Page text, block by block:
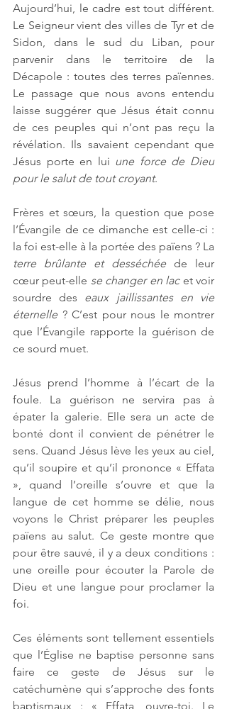
Aujourd’hui, le cadre est tout différent.
Le Seigneur vient des villes de Tyr et de
Sidon, dans le sud du Liban, pour
parvenir dans le territoire de la
Décapole : toutes des terres païennes.
Le passage que nous avons entendu
laisse suggérer que Jésus était connu
de ces peuples qui n’ont pas reçu la
révélation. Ils savaient cependant que
Jésus porte en lui une force de Dieu
pour le salut de tout croyant.
Frères et sœurs, la question que pose
l’Évangile de ce dimanche est celle-ci :
terre brûlante et desséchée de leur
cœur peut-elle se changer en lac et voir
sourdre des eaux jaillissantes en vie
éternelle ? C’est pour nous le montrer
que l’Évangile rapporte la guérison de
ce sourd muet.
Jésus prend l’homme à l’écart de la
foule. La guérison ne servira pas à
épater la galerie. Elle sera un acte de
bonté dont il convient de pénétrer le
sens. Quand Jésus lève les yeux au ciel,
qu’il soupire et qu’il prononce « Effata
», quand l’oreille s’ouvre et que la
langue de cet homme se délie, nous
voyons le Christ préparer les peuples
païens au salut. Ce geste montre que
pour être sauvé, il y a deux conditions :
une oreille pour écouter la Parole de
Dieu et une langue pour proclamer la
foi.
Ces éléments sont tellement essentiels
que l’Église ne baptise personne sans
faire ce geste de Jésus sur le
catéchumène qui s’approche des fonts
baptismaux : « Effata, ouvre-toi. Le